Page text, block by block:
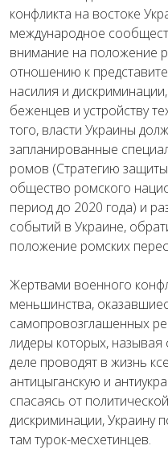
конфликта на востоке
международное
внимание на положение
отношению к
насилия и
беженцев и устройству
того, власти Украины
запланированные
ромов (Стратегию
общество ромского
период до 2020 года) и
событий в Украине,
положение ромских
Жертвами военного
меньшинства,
самопровозглашенных
лидеры которых,
деле проводят в жизнь
антицыганскую и
спасаясь от
дискриминации, Украину
там турок-месхетинцев.